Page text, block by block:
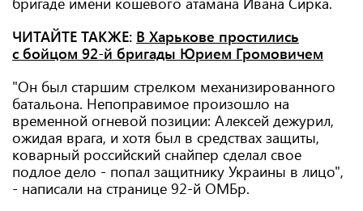
ЧИТАЙТЕ ТАКЖЕ: В Харькове простились
с бойцом 92-й бригады Юрием Громовичем
"Он был старшим стрелком механизированного
батальона. Непоправимое произошло на
временной огневой позиции: Алексей дежурил,
ожидая врага, и хотя был в средствах защиты,
коварный российский снайпер сделал свое
подлое дело - попал защитнику Украины в лицо",
- написали на странице 92-й ОМБр.